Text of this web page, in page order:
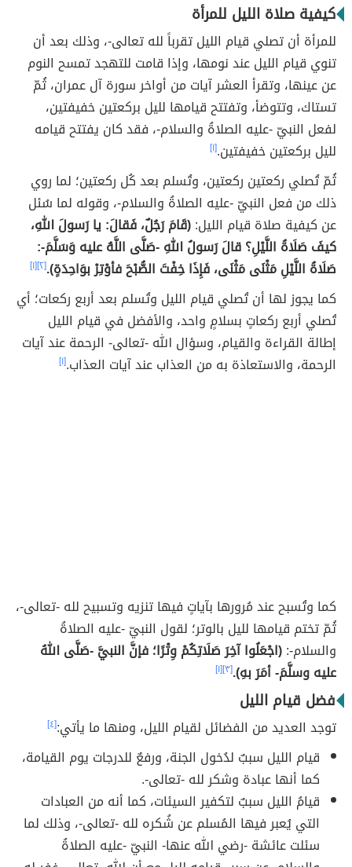
كيفية صلاة الليل للمرأة
للمرأة أن تصلي قيام الليل تقرباً لله تعالى-، وذلك بعد أن
تنوي قيام الليل عند نومها، وإذا قامت للتهجد تمسح النوم
عن عينها، وتقرأ العشر آيات من أواخر سورة آل عمران، ثُمّ
تستاك، وتتوضأ، وتفتتح قيامها لليل بركعتين خفيفتين،
لفعل النبيّ -عليه الصلاةُ والسلام-، فقد كان يفتتح قيامه
لليل بركعتين خفيفتين.[١]
ثُمّ تُصلي ركعتين ركعتين، وتُسلم بعد كُل ركعتين؛ لما روي
ذلك من فعل النبيّ -عليه الصلاةُ والسلام-، وقوله لما سُئل
عن كيفية صلاة قيام الليل:(قَامَ رَجُلٌ، فَقالَ: يا رَسولَ اللهِ،
كيفَ صَلَاةُ اللَّيْلِ؟ قالَ رَسولُ اللهِ -صَلَّى اللَّهُ عليه وَسَلَّمَ-:
صَلَاةُ اللَّيْلِ مَثْنَى مَثْنَى، فَإِذَا خِفْتَ الصُّبْحَ فأوْتِرْ بوَاحِدَةٍ).[٢] [١]
كما يجوز لها أن تُصلي قيام الليل وتُسلم بعد أربع ركعات؛ أي
تُصلي أربع ركعاتٍ بسلامٍ واحد، والأفضل في قيام الليل
إطالة القراءة والقيام، وسؤال الله -تعالى- الرحمة عند آيات
الرحمة، والاستعاذة به من العذاب عند آيات العذاب.[١]
كما وتُسبح عند مُرورها بآياتٍ فيها تنزيه وتسبيح لله -تعالى-،
ثُمّ تختم قيامها لليل بالوتر؛ لقول النبيّ -عليه الصلاةُ
والسلام-:(اجْعَلُوا آخِرَ صَلَاتِكُمْ وِتْرًا؛ فإنَّ النبيَّ -صَلَّى اللهُ
عليه وسلَّمَ- أمَرَ بهِ).[٣] [١]
فضل قيام الليل
توجد العديد من الفضائل لقيام الليل، ومنها ما يأتي:[٤]
قيام الليل سببٌ لدُخول الجنة، ورفعٌ للدرجات يوم القيامة،
كما أنها عبادة وشكر لله -تعالى-.
قيامُ الليل سببٌ لتكفير السيئات، كما أنه من العبادات
التي يُعبر فيها المُسلم عن شُكره لله -تعالى-، وذلك لما
سئلت عائشة -رضي الله عنها- النبيّ -عليه الصلاةُ